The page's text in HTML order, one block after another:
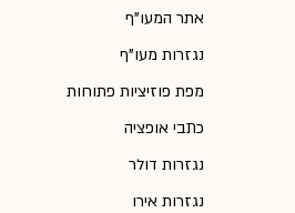
אתר המעו"ף
נגזרות מעו"ף
מפת פוזיציות פתוחות
כתבי אופציה
נגזרות דולר
נגזרות אירו